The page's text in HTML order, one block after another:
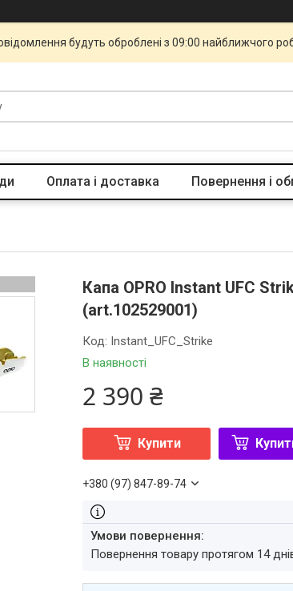
будуть оброблені з 09:00 найближчого
Оплата і доставка Повернення і
Капа OPRO Instant UFC
(art.102529001)
В наявності
Код: Instant_UFC_Strike
2 390 ₴
Купити
+380 (97) 847-89-74
повернення товару протягом 14